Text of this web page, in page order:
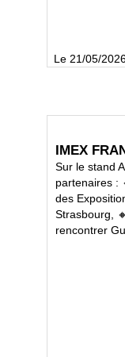
Le 21/05/
IMEX
Sur le stand
partenaires :
des
Strasbourg,
rencontrer